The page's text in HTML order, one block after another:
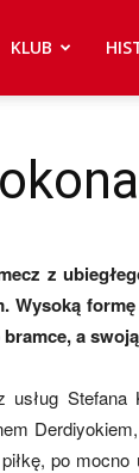
KLUB
z
Wysoką
a
Stefana
po